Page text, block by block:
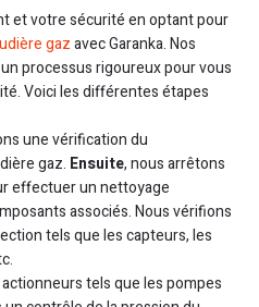
et votre sécurité en optant pour
gazavec Garanka. Nos
processus rigoureux pour vous
Voici les différentes étapes
une vérification du
gaz. Ensuite, nous arrêtons
effectuer un nettoyage
associés. Nous vérifions
tels que les capteurs, les
tels que les pompes